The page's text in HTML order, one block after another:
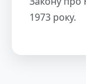
1973 року.